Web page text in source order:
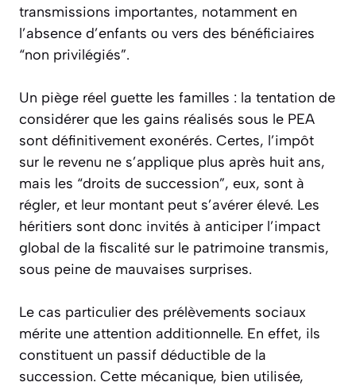
transmissions importantes, notamment en
l’absence d’enfants ou vers des bénéficiaires
“non privilégiés”.
Un piège réel guette les familles : la tentation de
considérer que les gains réalisés sous le PEA
sont définitivement exonérés. Certes, l’impôt
sur le revenu ne s’applique plus après huit ans,
mais les “droits de succession”, eux, sont à
régler, et leur montant peut s’avérer élevé. Les
héritiers sont donc invités à anticiper l’impact
global de la fiscalité sur le patrimoine transmis,
sous peine de mauvaises surprises.
Le cas particulier des prélèvements sociaux
mérite une attention additionnelle. En effet, ils
constituent un passif déductible de la
succession. Cette mécanique, bien utilisée,